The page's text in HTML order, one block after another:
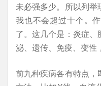
未必强多少。所以列举
我也不会超过十个。
了。这几个是：炎症
泌、遗传、免疫、变性
前九种疾病各有特点